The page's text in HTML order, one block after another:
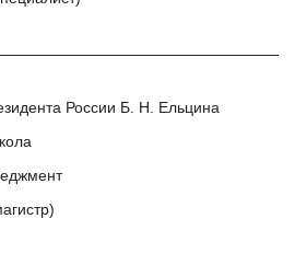
России Б. Н. Ельцина